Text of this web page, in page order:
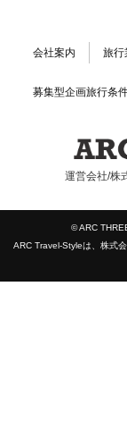
運営会社/株
会社案内 旅行
募集型企画旅行条
© ARC
ARC Travel-Styleは、株式